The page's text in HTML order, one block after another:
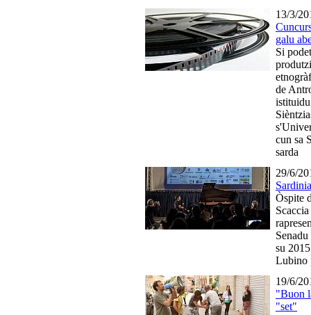
13/3/
galu
Si
de
cun sa
sarda
29/6/
Òspite
su
Lubino
19/6/
"Buon
"set"